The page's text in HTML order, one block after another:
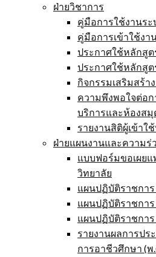
ฝ่ายวิชาการ
คู่มือการใช้งานระ
คู่มือการเข้าใช้งา
ประกาศใช้หลักสูต
ประกาศใช้หลักสูต
กิจกรรมเสริมสร้า
ความพึงพอใจต่อ
บริการและห้องสมุ
รายงานสิติผู้เข้าใ
ฝ่ายแผนงานและความร่
แบบฟอร์มขอเผย
วิทยาลัย
แผนปฏิบัติราชการ
แผนปฏิบัติราชการ
แผนปฏิบัติราชการ
รายงานผลการป
การอาชีวศึกษา (